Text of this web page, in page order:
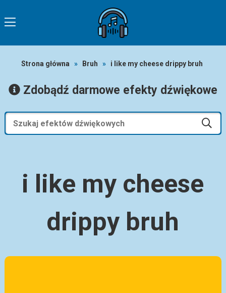
Strona główna » Bruh » i like my cheese drippy bruh
Zdobądź darmowe efekty dźwiękowe
i like my cheese
drippy bruh